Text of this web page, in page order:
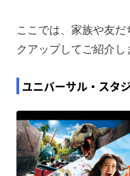
ここでは、家族や友
クアップしてご紹介し
ユニバーサル・スタ